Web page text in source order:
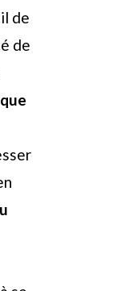
de
de